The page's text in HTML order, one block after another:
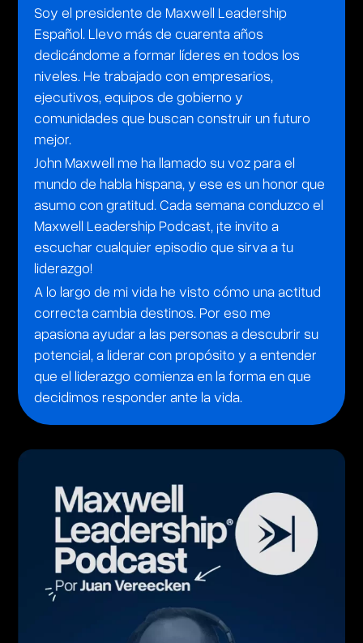
Soy el presidente de Maxwell Leadership
Español. Llevo más de cuarenta años
dedicándome a formar líderes en todos los
niveles. He trabajado con empresarios,
ejecutivos, equipos de gobierno y
comunidades que buscan construir un futuro
mejor.
John Maxwell me ha llamado su voz para el
mundo de habla hispana, y ese es un honor que
asumo con gratitud. Cada semana conduzco el
Maxwell Leadership Podcast, ¡te invito a
escuchar cualquier episodio que sirva a tu
liderazgo!
A lo largo de mi vida he visto cómo una actitud
correcta cambia destinos. Por eso me
apasiona ayudar a las personas a descubrir su
potencial, a liderar con propósito y a entender
que el liderazgo comienza en la forma en que
decidimos responder ante la vida.